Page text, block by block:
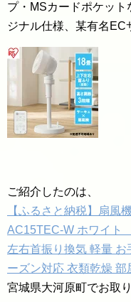
プ・MSカードポケット
ジナル仕様、某有名EC
ご紹介したのは、
【ふるさと納税】扇風
AC15TEC-W ホワイ
左右首振り換気 軽量
ーズン対応 衣類乾燥 部
宮城県大河原町でお取